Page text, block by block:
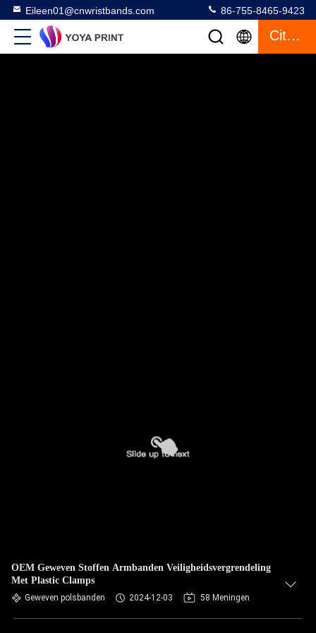
Eileen01@cnwristbands.com 86-755-8465-9423
Citaat
OEM Geweven Stoffen Armbanden Veiligheidsvergrendeling
Met Plastic Clamps
Geweven polsbanden 2024-12-03 58 Meningen